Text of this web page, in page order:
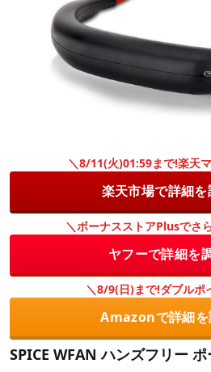
＼8/11(火)01:59まで!楽天
楽天市場で詳細を
＼ボーナスストアPlusでさ
ヤフーで詳細を
＼8/9(日)まで!ダブルポ
Amazonで詳細を
SPICE WFAN ハンズフリー